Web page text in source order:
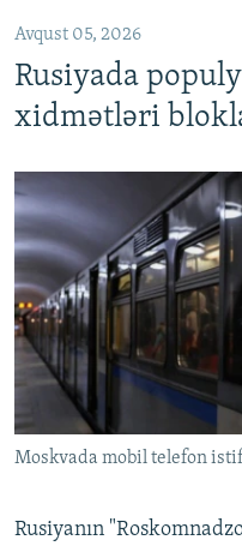
Avqust 05, 2026
Rusiyada
xidmətləri
Moskvada mobil telefon
Rusiyanın